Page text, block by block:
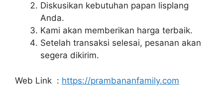
Diskusikan kebutuhan papan lisplang
Anda.
Kami akan memberikan harga terbaik.
Setelah transaksi selesai, pesanan akan
segera dikirim.
Web Link : https://prambananfamily.com